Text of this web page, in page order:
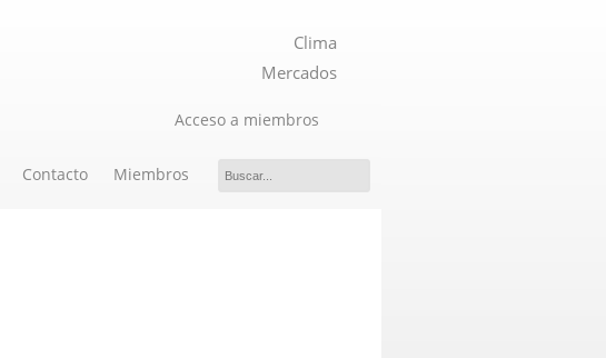
Clima
Mercados
Acceso a miembros
Contacto Miembros